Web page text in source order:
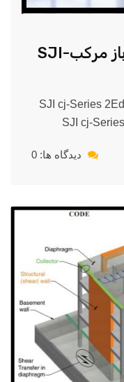
مشخصات تیرچه با جان باز مرکب-SJI
مشخصات تیرچه با جان باز مرکب-SJI cj-Series 2Ed
دیدگاه ها: 0